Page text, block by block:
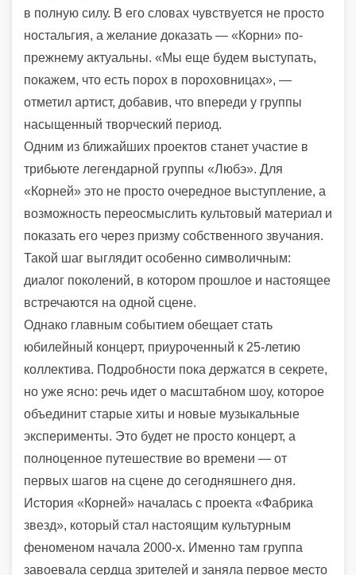
в полную силу. В его словах чувствуется не просто
ностальгия, а желание доказать — «Корни» по-
прежнему актуальны. «Мы еще будем выступать,
покажем, что есть порох в пороховницах», —
отметил артист, добавив, что впереди у группы
насыщенный творческий период.
Одним из ближайших проектов станет участие в
трибьюте легендарной группы «Любэ». Для
«Корней» это не просто очередное выступление, а
возможность переосмыслить культовый материал и
показать его через призму собственного звучания.
Такой шаг выглядит особенно символичным:
диалог поколений, в котором прошлое и настоящее
встречаются на одной сцене.
Однако главным событием обещает стать
юбилейный концерт, приуроченный к 25-летию
коллектива. Подробности пока держатся в секрете,
но уже ясно: речь идет о масштабном шоу, которое
объединит старые хиты и новые музыкальные
эксперименты. Это будет не просто концерт, а
полноценное путешествие во времени — от
первых шагов на сцене до сегодняшнего дня.
История «Корней» началась с проекта «Фабрика
звезд», который стал настоящим культурным
феноменом начала 2000-х. Именно там группа
завоевала сердца зрителей и заняла первое место